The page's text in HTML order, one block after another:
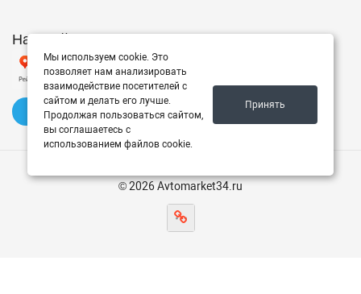
Наш рейтинг на Яндексе
✍️ Оставить отзыв
© 2026 Avtomarket34.ru
Мы используем cookie. Это
позволяет нам анализировать
взаимодействие посетителей с
сайтом и делать его лучше.
Продолжая пользоваться сайтом,
вы соглашаетесь с
использованием файлов cookie.
Принять